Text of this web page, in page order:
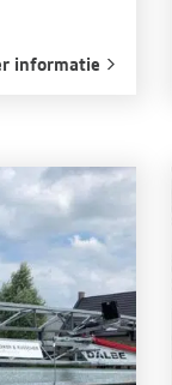
informatie